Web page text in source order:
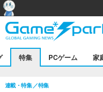
特集 PCゲーム 家
連載・特集 特集